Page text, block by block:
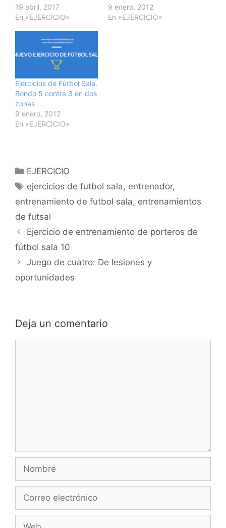
19 abril, 2017
En «EJERCICIO»
9 enero, 2012
En «EJERCICIO»
Ejercicios de Fútbol Sala.
Rondo 5 contra 3 en dos
zonas
9 enero, 2012
En «EJERCICIO»
Categorías
EJERCICIO
Etiquetas
ejercicios de futbol sala, entrenador,
entrenamiento de futbol sala, entrenamientos
de futsal
Navegación
de
Ejercicio de entrenamiento de porteros de
fútbol sala 10
Juego de cuatro: De lesiones y
oportunidades
Deja un comentario
electrónico